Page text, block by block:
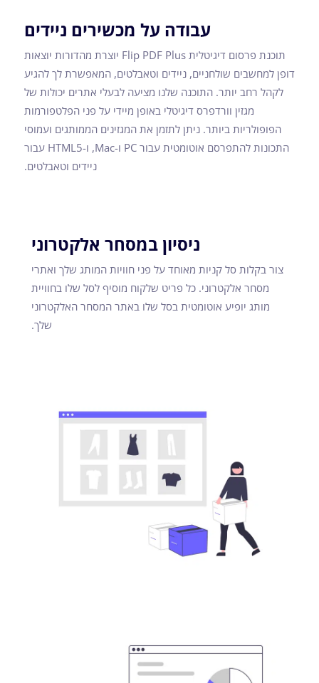
עבודה על מכשירים ניידים
תוכנת פרסום דיגיטלית Flip PDF Plus יוצרת מהדורות יוצאות
דופן למחשבים שולחניים, ניידים וטאבלטים, המאפשרת לך להגיע
לקהל רחב יותר. התוכנה שלנו מציעה לבעלי אתרים יכולות של
מגזין וורדפרס דיגיטלי באופן מיידי על פני הפלטפורמות
הפופולריות ביותר. ניתן לתזמן את המגזינים הממותגים ועמוסי
התכונות להתפרסם אוטומטית עבור PC ו-Mac, ו-HTML5 עבור
ניידים וטאבלטים.
ניסיון במסחר אלקטרוני
צור בקלות סל קניות מאוחד על פני חוויות המותג שלך ואתרי
מסחר אלקטרוני. כל פריט שלקוח מוסיף לסל שלו בחוויית
מותג יופיע אוטומטית בסל שלו באתר המסחר האלקטרוני
שלך.